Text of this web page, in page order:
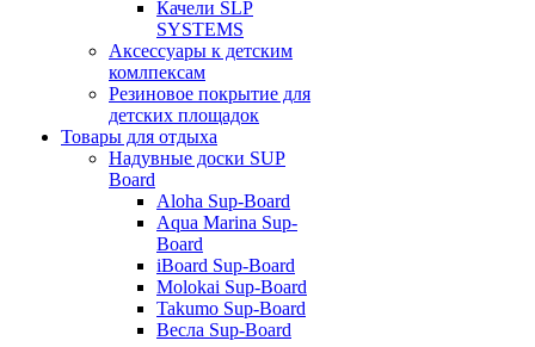
Качели SLP
SYSTEMS
Аксессуары к детским
комлпексам
Резиновое покрытие для
детских площадок
Товары для отдыха
Надувные доски SUP
Board
Aloha Sup-Board
Aqua Marina Sup-
Board
iBoard Sup-Board
Molokai Sup-Board
Takumo Sup-Board
Весла Sup-Board